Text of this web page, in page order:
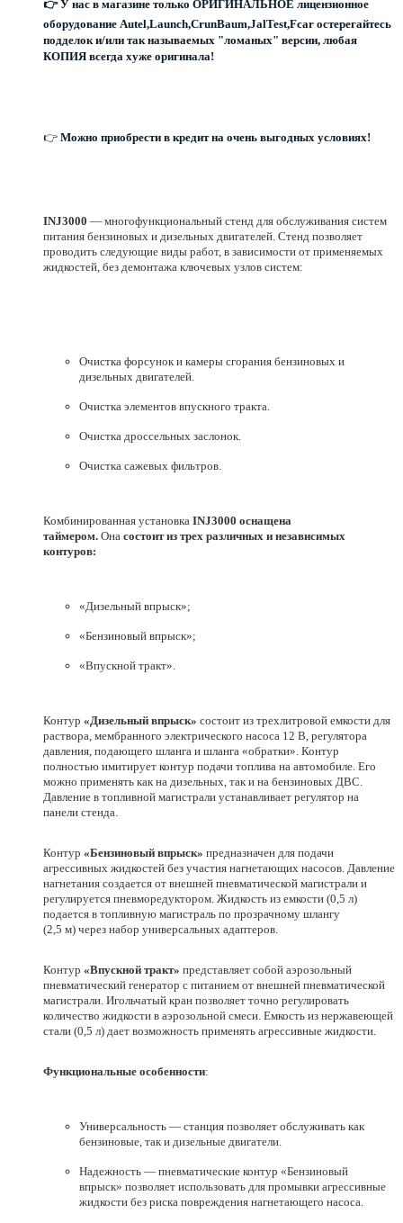
👉 У нас в магазине только ОРИГИНАЛЬНОЕ лицензионное
оборудование Autel,Launch,CrunBaum,JalTest,Fcar остерегайтесь
подделок и/или так называемых "ломаных" версии, любая
КОПИЯ всегда хуже оригинала!
👉 Можно приобрести в кредит на очень выгодных условиях!
INJ3000 — многофункциональный стенд для обслуживания систем
питания бензиновых и дизельных двигателей. Стенд позволяет
проводить следующие виды работ, в зависимости от применяемых
жидкостей, без демонтажа ключевых узлов систем:
Очистка форсунок и камеры сгорания бензиновых и
дизельных двигателей.
Очистка элементов впускного тракта.
Очистка дроссельных заслонок.
Очистка сажевых фильтров.
Комбинированная установка INJ3000 оснащена
таймером. Она состоит из трех различных и независимых
контуров:
«Дизельный впрыск»;
«Бензиновый впрыск»;
«Впускной тракт».
Контур «Дизельный впрыск» состоит из трехлитровой емкости для
раствора, мембранного электрического насоса 12 В, регулятора
давления, подающего шланга и шланга «обратки». Контур
полностью имитирует контур подачи топлива на автомобиле. Его
можно применять как на дизельных, так и на бензиновых ДВС.
Давление в топливной магистрали устанавливает регулятор на
панели стенда.
Контур «Бензиновый впрыск» предназначен для подачи
агрессивных жидкостей без участия нагнетающих насосов. Давление
нагнетания создается от внешней пневматической магистрали и
регулируется пневморедуктором. Жидкость из емкости (0,5 л)
подается в топливную магистраль по прозрачному шлангу
(2,5 м) через набор универсальных адаптеров.
Контур «Впускной тракт» представляет собой аэрозольный
пневматический генератор с питанием от внешней пневматической
магистрали. Игольчатый кран позволяет точно регулировать
количество жидкости в аэрозольной смеси. Емкость из нержавеющей
стали (0,5 л) дает возможность применять агрессивные жидкости.
Функциональные особенности:
Универсальность — станция позволяет обслуживать как
бензиновые, так и дизельные двигатели.
Надежность — пневматические контур «Бензиновый
впрыск» позволяет использовать для промывки агрессивные
жидкости без риска повреждения нагнетающего насоса.